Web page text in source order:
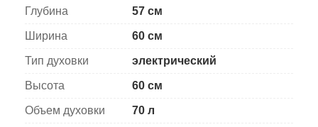
Глубина 57 см
Ширина 60 см
Тип духовки электрический
Высота 60 см
Объем духовки 70 л